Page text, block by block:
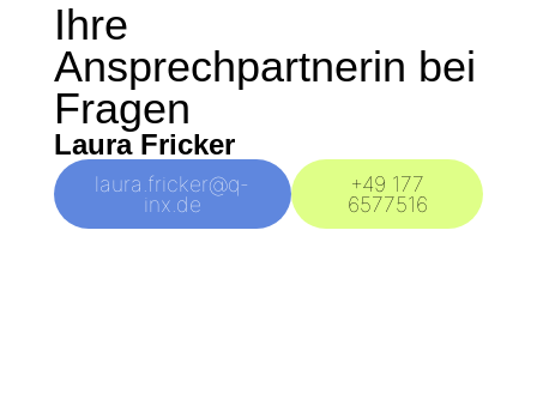
Ihre
Ansprechpartnerin bei
Fragen
Laura Fricker
laura.fricker@q-
inx.de
+49 177
6577516